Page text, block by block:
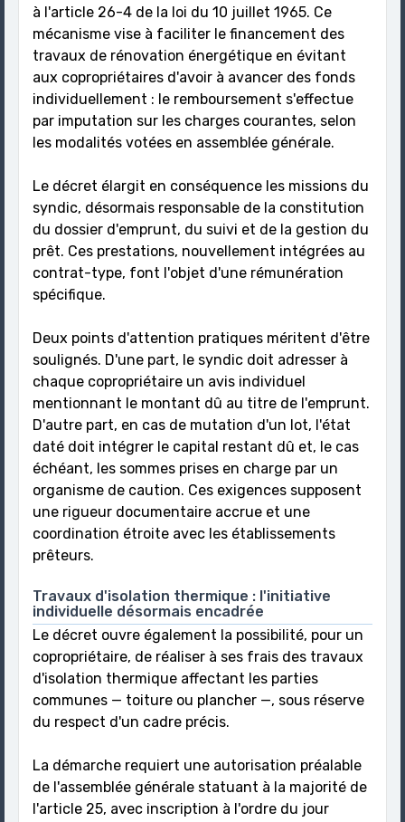
à l'article 26-4 de la loi du 10 juillet 1965. Ce
mécanisme vise à faciliter le financement des
travaux de rénovation énergétique en évitant
aux copropriétaires d'avoir à avancer des fonds
individuellement : le remboursement s'effectue
par imputation sur les charges courantes, selon
les modalités votées en assemblée générale.
Le décret élargit en conséquence les missions du
syndic, désormais responsable de la constitution
du dossier d'emprunt, du suivi et de la gestion du
prêt. Ces prestations, nouvellement intégrées au
contrat-type, font l'objet d'une rémunération
spécifique.
Deux points d'attention pratiques méritent d'être
soulignés. D'une part, le syndic doit adresser à
chaque copropriétaire un avis individuel
mentionnant le montant dû au titre de l'emprunt.
D'autre part, en cas de mutation d'un lot, l'état
daté doit intégrer le capital restant dû et, le cas
échéant, les sommes prises en charge par un
organisme de caution. Ces exigences supposent
une rigueur documentaire accrue et une
coordination étroite avec les établissements
prêteurs.
Travaux d'isolation thermique : l'initiative
individuelle désormais encadrée
Le décret ouvre également la possibilité, pour un
copropriétaire, de réaliser à ses frais des travaux
d'isolation thermique affectant les parties
communes — toiture ou plancher —, sous réserve
du respect d'un cadre précis.
La démarche requiert une autorisation préalable
de l'assemblée générale statuant à la majorité de
l'article 25, avec inscription à l'ordre du jour